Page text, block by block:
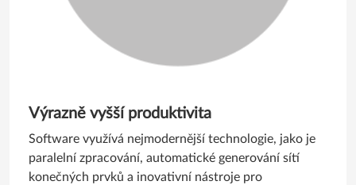
Výrazně vyšší produktivita
Software využívá nejmodernější technologie, jako je
paralelní zpracování, automatické generování sítí
konečných prvků a inovativní nástroje pro